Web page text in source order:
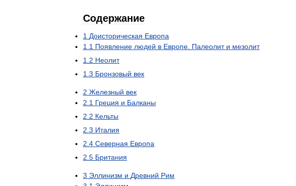
Содержание
1 Доисторическая Европа
1 1 Появление людей в Европе Палеолит и мезолит
1 2 Неолит
1 3 Бронзовый век
2 Железный век
2 1 Греция и Балканы
2 2 Кельты
2 3 Италия
2 4 Северная Европа
2 5 Британия
3 Эллинизм и Древний Рим